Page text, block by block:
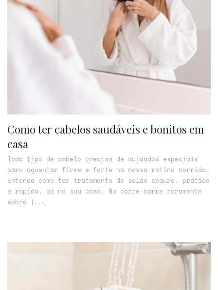
Como ter cabelos saudáveis e bonitos em
casa
Todo tipo de cabelo precisa de cuidados especiais
para aguentar firme e forte na nossa rotina corrida.
Entenda como ter tratamento de salão seguro, prático
e rápido, aí na sua casa. No corre-corre raramente
sobra
[...]